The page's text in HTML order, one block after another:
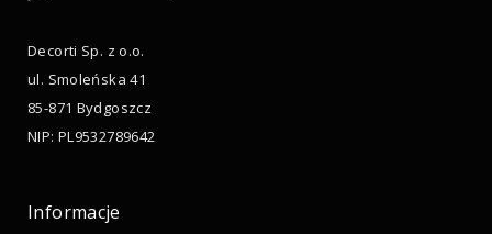
Decorti Sp. z o.o.
ul. Smoleńska 41
85-871 Bydgoszcz
NIP: PL9532789642
Informacje